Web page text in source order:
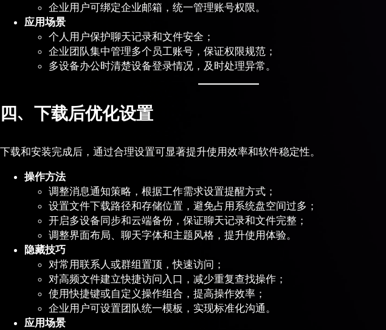
企业用户可绑定企业邮箱，统一管理账号权限。
应用场景
个人用户保护聊天记录和文件安全；
企业团队集中管理多个员工账号，保证权限规范；
多设备办公时清楚设备登录情况，及时处理异常。
四、下载后优化设置
下载和安装完成后，通过合理设置可显著提升使用效率和软件稳定性。
操作方法
调整消息通知策略，根据工作需求设置提醒方式；
设置文件下载路径和存储位置，避免占用系统盘空间过多；
开启多设备同步和云端备份，保证聊天记录和文件完整；
调整界面布局、聊天字体和主题风格，提升使用体验。
隐藏技巧
对常用联系人或群组置顶，快速访问；
对高频文件建立快捷访问入口，减少重复查找操作；
使用快捷键或自定义操作组合，提高操作效率；
企业用户可设置团队统一模板，实现标准化沟通。
应用场景